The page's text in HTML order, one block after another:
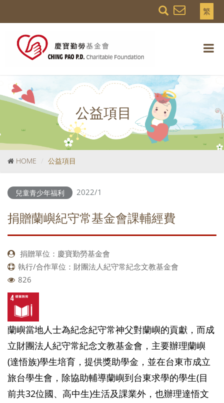
繁
公益項目
HOME 公益項目
兒童青少年福利 2022/1
捐贈蘭嶼紀守常基金會課輔經費
捐贈單位：慶寶勤勞基金會
執行/合作單位：財團法人紀守常紀念文教基金會
826
蘭嶼當地人士為紀念紀守常神父對蘭嶼的貢獻，而成
立財團法人紀守常紀念文教基金會，主要辦理蘭嶼
(達悟族)學生培育，提供獎助學金，並在台東市成立
旅台學生會，除協助輔導蘭嶼到台東求學的學生(目
前共32位國、高中生)生活及課業外，也辦理達悟文